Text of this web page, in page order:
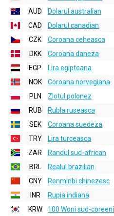
AUD
Dolarul australian
CAD
Dolarul canadian
CZK
Coroana ceheasca
DKK
Coroana daneza
EGP
Lira egipteana
NOK
Coroana norvegiana
PLN
Zlotul polonez
RUB
Rubla ruseasca
SEK
Coroana suedeza
TRY
Lira turceasca
ZAR
Randul sud-african
BRL
Realul brazilian
CNY
Renminbi chinezesc
INR
Rupia indiana
KRW
100 Woni sud-coreeni